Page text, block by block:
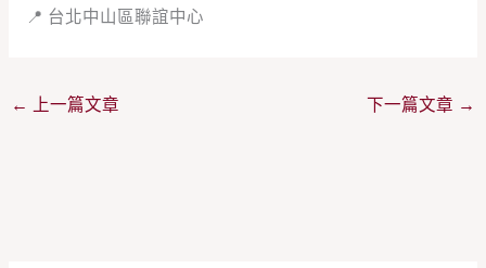
📍 台北中山區聯誼中心
← 上一篇文章 下一篇文章 →